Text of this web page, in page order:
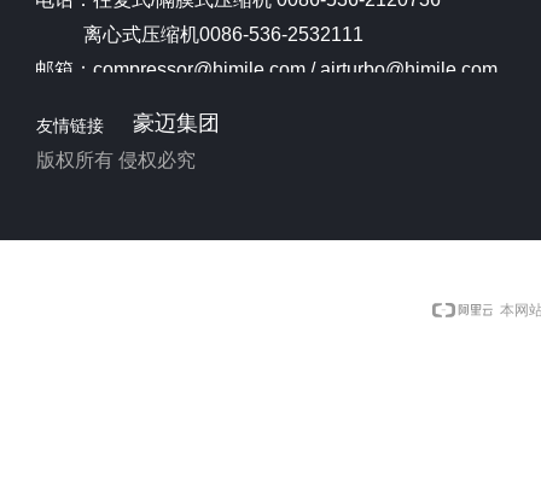
友情链接
版权所有 侵权必究
豪迈集团
离心式压缩机0086-536-2532111
邮箱：compressor@himile.com / airturbo@himile.com
本网